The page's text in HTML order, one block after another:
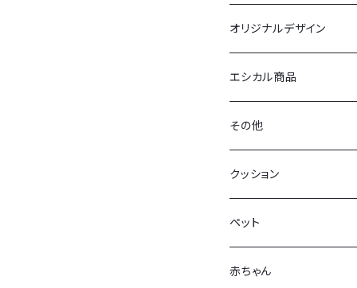
オリジナルデザイン
布ポスター
バック
拭く太郎
クッションカバー
ミニタオル
エシカル商品
その他
牡蠣グッズ
ブックカバー（経済大学）
お好みバッグ
クッション
ペット
赤ちゃん